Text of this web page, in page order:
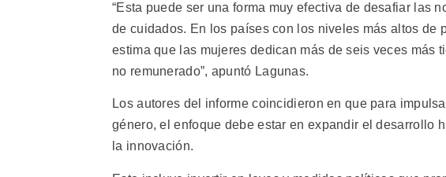
“Esta puede ser una forma muy efectiva de desafiar las
de cuidados. En los países con los niveles más altos de
estima que las mujeres dedican más de seis veces más
no remunerado”, apuntó Lagunas.
Los autores del informe coincidieron en que para
género, el enfoque debe estar en expandir el desarrollo
la innovación.